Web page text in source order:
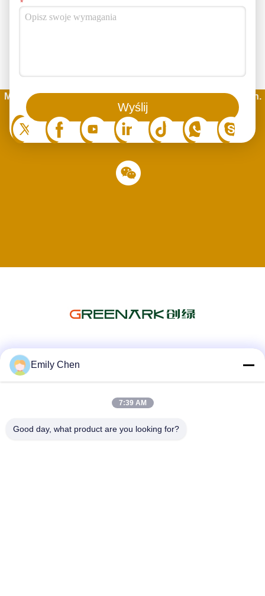
Wyślij
Możecie też śledzić nas na portalach społecznościowych.
Media społecznościowe
Emily Chen
7:39 AM
Good day, what product are you looking for?